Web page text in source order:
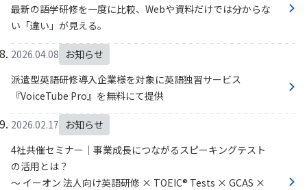
最新の語学研修を一度に比較、Webや資料だけでは分からな
い「違い」が見える。
2026.04.08 お知らせ
派遣型英語研修導入企業様を対象に英語独習サービス
『VoiceTube Pro』を無料にて提供
2026.02.17 お知らせ
4社共催セミナー｜事業成長につながるスピーキングテスト
の活用とは？
～ イーオン 法人向け英語研修 × TOEIC® Tests × GCAS ×